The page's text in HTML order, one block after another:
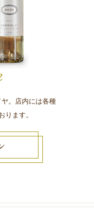
。店内には各種
ります。